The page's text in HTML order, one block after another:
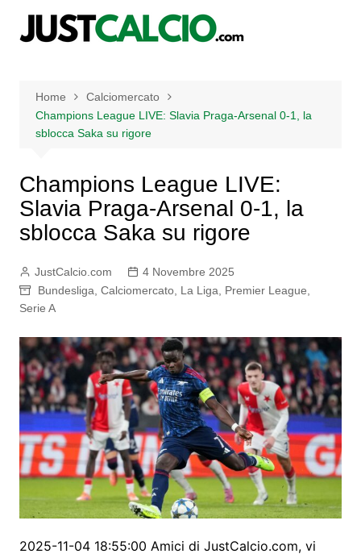
Home
Calciomercato
Champions League LIVE: Slavia Praga-Arsenal 0-1, la
sblocca Saka su rigore
Champions League LIVE:
Slavia Praga-Arsenal 0-1, la
sblocca Saka su rigore
JustCalcio.com
4 Novembre 2025
Bundesliga Calciomercato, La Liga Premier League
Serie A
2025-11-04 18:55:00 Amici di JustCalcio.com, vi